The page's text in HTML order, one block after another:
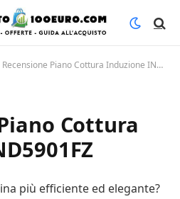
Recensione Piano Cottura Induzione IND5901FZ
Cottura
più efficiente ed elegante?